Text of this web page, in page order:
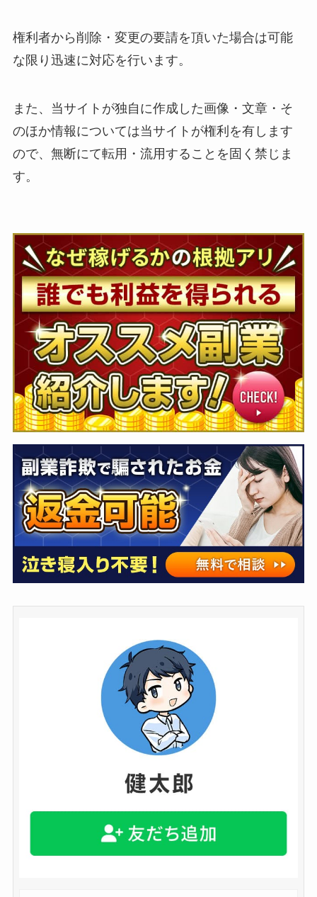
権利者から削除・変更の要請を頂いた場合は可能
な限り迅速に対応を行います。
また、当サイトが独自に作成した画像・文章・そ
のほか情報については当サイトが権利を有します
ので、無断にて転用・流用することを固く禁じま
す。